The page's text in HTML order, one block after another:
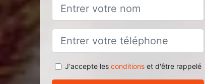
J'accepte les conditionset d'être rappelé